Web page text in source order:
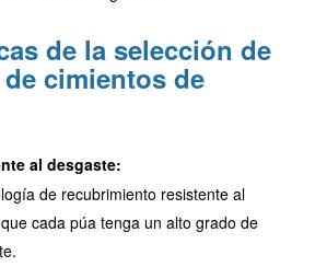
de la selección de
cimientos de
al desgaste:
de recubrimiento resistente al
cada púa tenga un alto grado de